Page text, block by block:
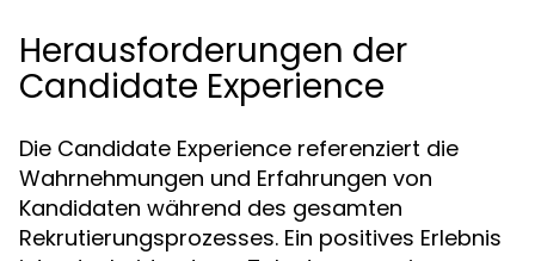
Herausforderungen der
Candidate Experience
Die Candidate Experience referenziert die
Wahrnehmungen und Erfahrungen von
Kandidaten während des gesamten
Rekrutierungsprozesses. Ein positives Erlebnis